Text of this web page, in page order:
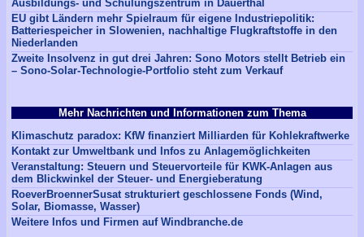
Mehr Nachrichten und Informationen zum Thema
Klimaschutz paradox: KfW finanziert Milliarden für Kohlekraftwerke
Kontakt zur Umweltbank und Infos zu Anlagemöglichkeiten
Veranstaltung: Steuern und Steuervorteile für KWK-Anlagen aus
dem Blickwinkel der Steuer- und Energieberatung
RoeverBroennerSusat strukturiert geschlossene Fonds (Wind,
Solar, Biomasse, Wasser)
Weitere Infos und Firmen auf Windbranche.de
Ausbildungs- und Schulungszentrum in Dauerthal
EU gibt Ländern mehr Spielraum für eigene Industriepolitik:
Batteriespeicher in Slowenien, nachhaltige Flugkraftstoffe in den
Niederlanden
Zweite Insolvenz in gut drei Jahren: Sono Motors stellt Betrieb ein
– Sono-Solar-Technologie-Portfolio steht zum Verkauf